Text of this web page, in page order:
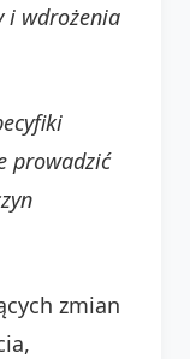
i wdrożenia
prowadzić
zmian